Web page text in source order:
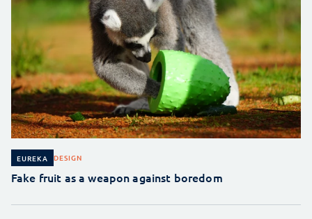
EUREKA DESIGN
Fake fruit as a weapon against boredom